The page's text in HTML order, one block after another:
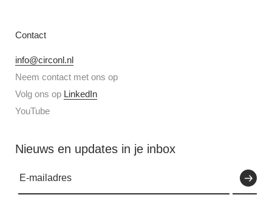
Contact
info@circonl.nl
Neem contact met ons op
Volg ons op LinkedIn
YouTube
Nieuws en updates in je inbox